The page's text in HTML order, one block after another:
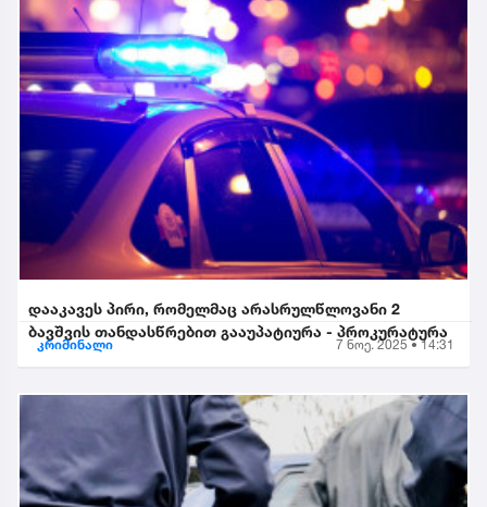
დააკავეს პირი, რომელმაც არასრულწლოვანი 2
ბავშვის თანდასწრებით გააუპატიურა - პროკურატურა
კრიმინალი 7 ნოე. 2025 • 14:31